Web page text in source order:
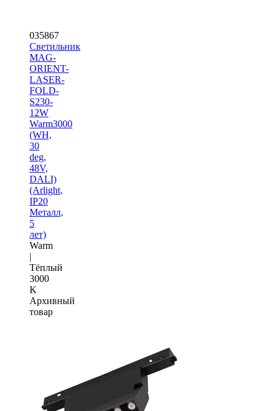
035867
Светильник
MAG-
ORIENT-
LASER-
FOLD-
S230-
12W
Warm3000
(WH,
30
deg,
48V,
DALI)
(Arlight,
IP20
Металл,
5
лет)
Warm
|
Тёплый
3000
K
Архивный
товар